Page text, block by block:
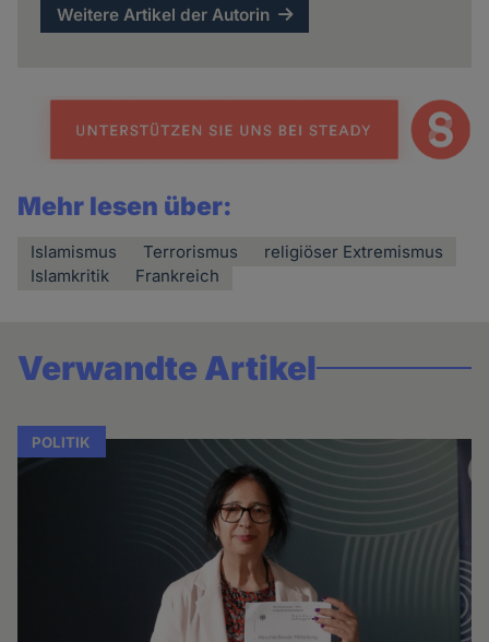
Weitere Artikel der Autorin
Mehr lesen über:
Islamismus Terrorismus
religiöser Extremismus
Islamkritik
Frankreich
Verwandte Artikel
POLITIK